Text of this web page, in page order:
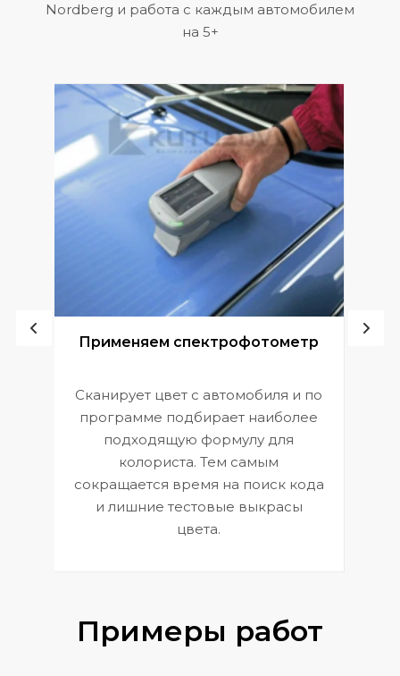
Nordberg и работа с каждым автомобилем
на 5+
Применяем спектрофотометр
Сканирует цвет с автомобиля и по
программе подбирает наиболее
подходящую формулу для
колориста. Тем самым
сокращается время на поиск кода
и лишние тестовые выкрасы
цвета.
Примеры работ